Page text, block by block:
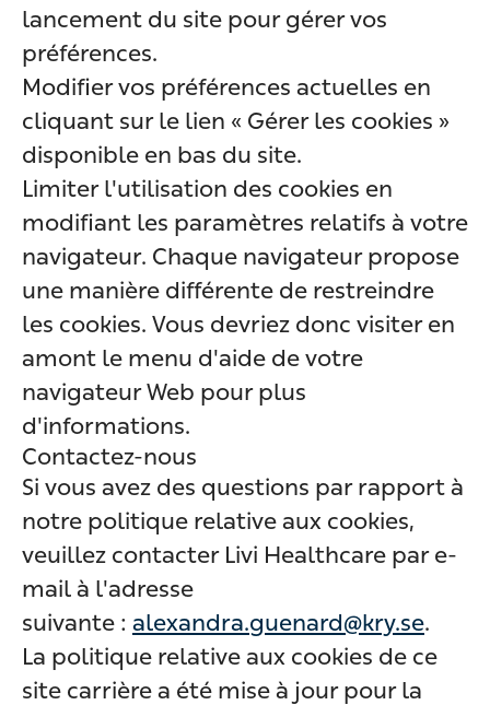
lancement du site pour gérer vos
préférences.
Modifier vos préférences actuelles en
cliquant sur le lien « Gérer les cookies »
disponible en bas du site.
Limiter l'utilisation des cookies en
modifiant les paramètres relatifs à votre
navigateur. Chaque navigateur propose
une manière différente de restreindre
les cookies. Vous devriez donc visiter en
amont le menu d'aide de votre
navigateur Web pour plus
d'informations.
Contactez-nous
Si vous avez des questions par rapport à
notre politique relative aux cookies,
veuillez contacter Livi Healthcare par e-
mail à l'adresse
suivante : alexandra.guenard@kry.se.
La politique relative aux cookies de ce
site carrière a été mise à jour pour la